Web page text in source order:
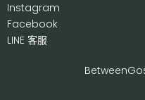
Instagram
Facebook
LINE 客服